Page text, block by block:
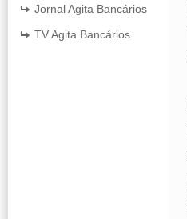
Jornal Agita Bancários
TV Agita Bancários